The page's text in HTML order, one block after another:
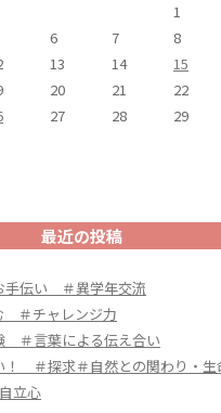
1
6 7 8
13 14 15
20 21 22
27 28 29
最近の投稿
手伝い ＃異学年交流
＃チャレンジ力
＃言葉による伝え合い
！ ＃探求＃自然との関わり・生
立心